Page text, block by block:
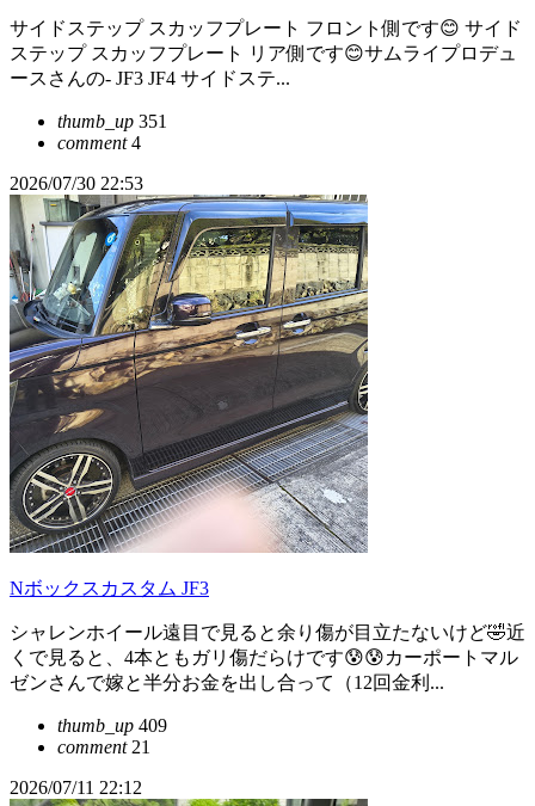
サイドステップ スカッフプレート フロント側です😊 サイド
ステップ スカッフプレート リア側です😊サムライプロデュ
ースさんの- JF3 JF4 サイドステ...
thumb_up 351
comment4
2026/07/30 22:53
Nボックスカスタム JF3
シャレンホイール遠目で見ると余り傷が目立たないけど🤣近
くで見ると、4本ともガリ傷だらけです😰😰カーポートマル
ゼンさんで嫁と半分お金を出し合って（12回金利...
thumb_up 409
comment21
2026/07/11 22:12